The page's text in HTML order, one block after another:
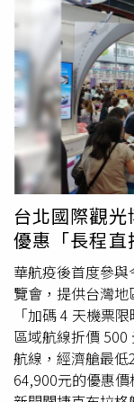
億元，將在8月11
機，包括
737-800 共 66 架
引進 787 全新客
新計畫。華航在
787-9客機，搭配
付；現再確認加
世代廣體客機，
787-9客機轉換為
訊說明，因應市
日向美國波音公
美金46.08億元，
合約，將其中6架
更前787-9客機每
787-10客機每架
幣，等於每架購
經費約增至48.72
上今年5月10日董
台北國際觀
優惠「長程直
華航疫後首度參
覽會，提供台灣
「加碼 4 天機票
區域航線折價
航線，經濟艙最
64,900元的優惠